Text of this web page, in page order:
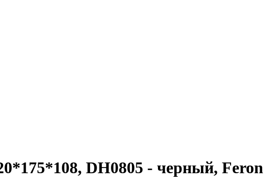
DH0805 - черный, Feron